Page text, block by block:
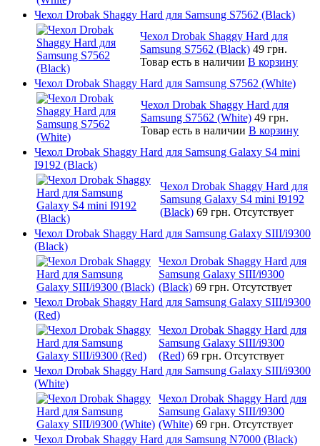
Чехол Drobak Shaggy Hard для Samsung S7562 (Black)
Чехол Drobak Shaggy Hard для
Samsung S7562 (Black) 49 грн.
Товар есть в наличии В корзину
Чехол Drobak Shaggy Hard для Samsung S7562 (White)
Чехол Drobak Shaggy Hard для
Samsung S7562 (White) 49 грн.
Товар есть в наличии В корзину
Чехол Drobak Shaggy Hard для Samsung Galaxy S4 mini
I9192 (Black)
Чехол Drobak Shaggy Hard для
Samsung Galaxy S4 mini I9192
(Black) 69 грн. Отсутствует
Чехол Drobak Shaggy Hard для Samsung Galaxy SIII/i9300
(Black)
Чехол Drobak Shaggy Hard для
Samsung Galaxy SIII/i9300
(Black) 69 грн. Отсутствует
Чехол Drobak Shaggy Hard для Samsung Galaxy SIII/i9300
(Red)
Чехол Drobak Shaggy Hard для
Samsung Galaxy SIII/i9300
(Red) 69 грн. Отсутствует
Чехол Drobak Shaggy Hard для Samsung Galaxy SIII/i9300
(White)
Чехол Drobak Shaggy Hard для
Samsung Galaxy SIII/i9300
(White) 69 грн. Отсутствует
Чехол Drobak Shaggy Hard для Samsung N7000 (Black)